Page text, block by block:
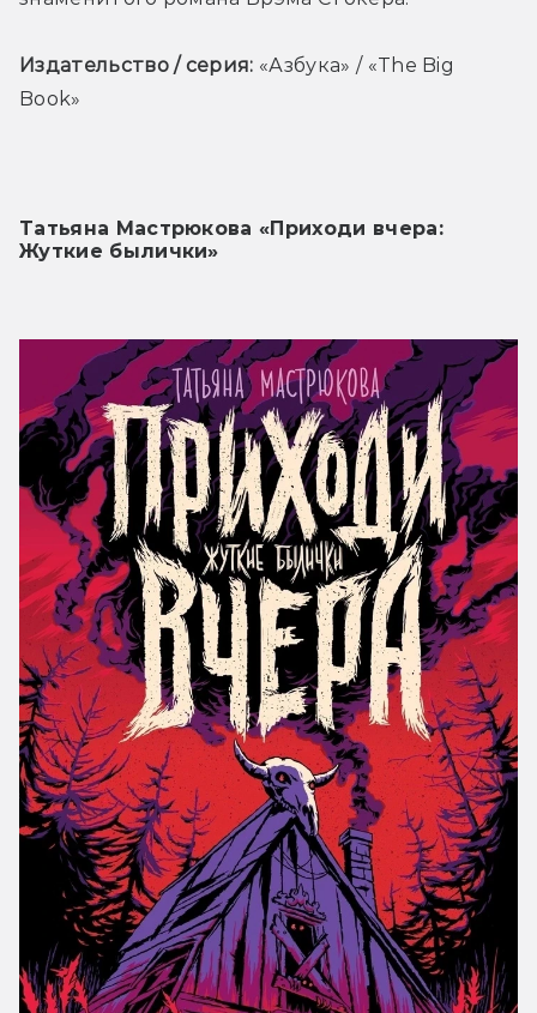
Издательство / серия: «Азбука» / «The Big
Book»
Татьяна Мастрюкова «Приходи вчера:
Жуткие былички»